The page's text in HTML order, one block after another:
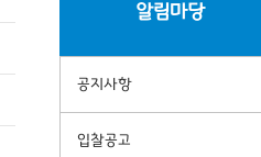
알림마당
공지사항
입찰공고